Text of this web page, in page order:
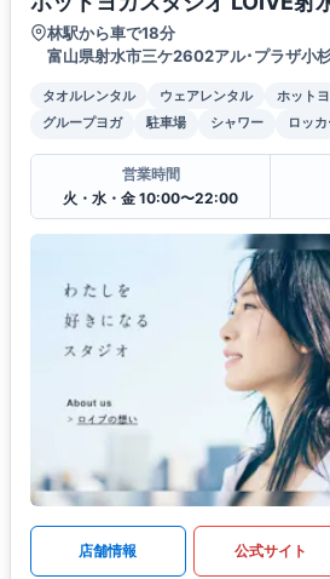
林駅から車で18分
富山県射水市三ケ2602アル･プラザ小
タオルレンタル ウェアレンタル ホット
グループヨガ
駐車場 シャワー ロッ
営業時間
火・水・金 10:00〜22:00
店舗情報 公式サイト